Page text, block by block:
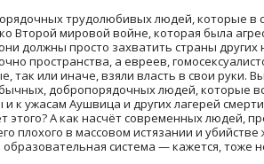
трудолюбивых людей, которые в
Второй мировой войне, которая была
должны просто захватить страны
пространства, а евреев,
так или иначе, взяли власть в свои руки.
добропорядочных людей, которые
ужасам Аушвица и других лагерей
этого? А как насчёт современных людей,
плохого в массовом истязании и
система — кажется, тоже